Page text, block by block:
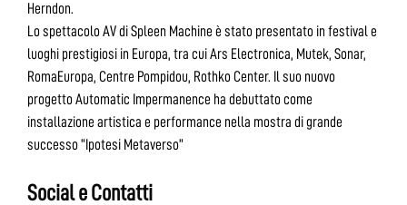
Herndon.
Lo spettacolo AV di Spleen Machine è stato presentato in festival e
luoghi prestigiosi in Europa, tra cui Ars Electronica, Mutek, Sonar,
RomaEuropa, Centre Pompidou, Rothko Center. Il suo nuovo
progetto Automatic Impermanence ha debuttato come
installazione artistica e performance nella mostra di grande
successo “Ipotesi Metaverso”
Social e Contatti